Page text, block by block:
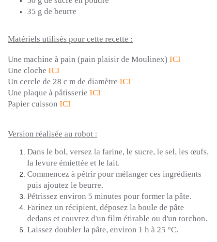
35 g de beurre
Matériels utilisés pour cette recette :
Une machine à pain (pain plaisir de Moulinex) ICI
Une cloche ICI
Un cercle de 28 c m de diamètre ICI
Une plaque à pâtisserie ICI
Papier cuisson ICI
Version réalisée au robot :
Dans le bol, versez la farine, le sucre, le sel, les œufs,
la levure émiettée et le lait.
Commencez à pétrir pour mélanger ces ingrédients
puis ajoutez le beurre.
Pétrissez environ 5 minutes pour former la pâte.
Farinez un récipient, déposez la boule de pâte
dedans et couvrez d'un film étirable ou d'un torchon.
Laissez doubler la pâte, environ 1 h à 25 °C.